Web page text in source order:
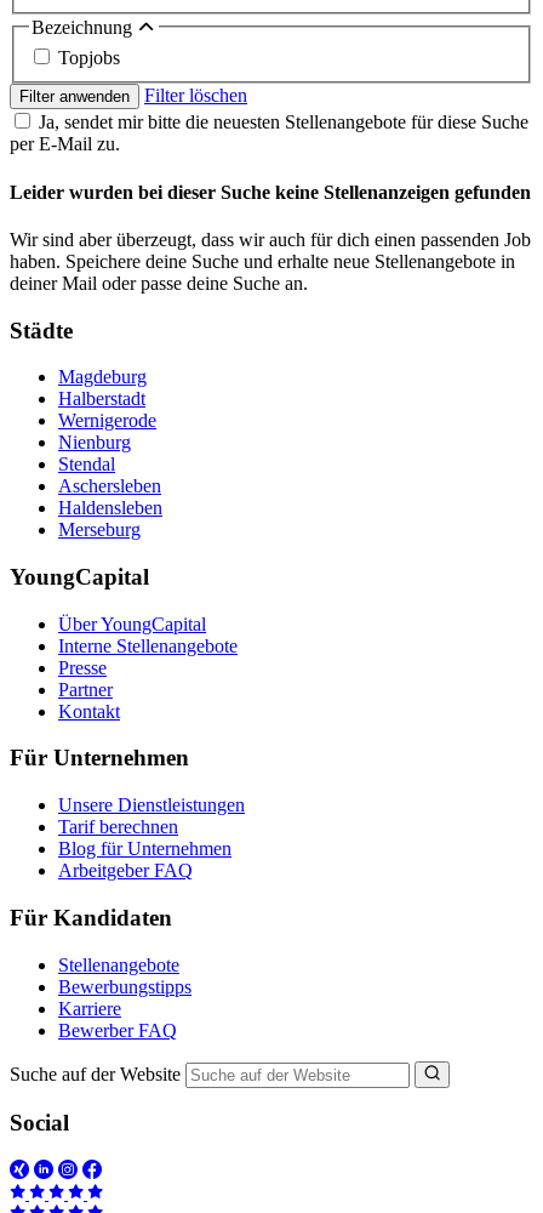
Bezeichnung
Topjobs
Filter anwenden
Filter löschen
Ja, sendet mir bitte die neuesten Stellenangebote für diese Suche
per E-Mail zu.
Leider wurden bei dieser Suche keine Stellenanzeigen gefunden
Wir sind aber überzeugt, dass wir auch für dich einen passenden Job
haben. Speichere deine Suche und erhalte neue Stellenangebote in
deiner Mail oder passe deine Suche an.
Städte
Magdeburg
Halberstadt
Wernigerode
Nienburg
Stendal
Aschersleben
Haldensleben
Merseburg
YoungCapital
Über YoungCapital
Interne Stellenangebote
Presse
Partner
Kontakt
Für Unternehmen
Unsere Dienstleistungen
Tarif berechnen
Blog für Unternehmen
Arbeitgeber FAQ
Für Kandidaten
Stellenangebote
Bewerbungstipps
Karriere
Bewerber FAQ
Suche auf der Website
Social